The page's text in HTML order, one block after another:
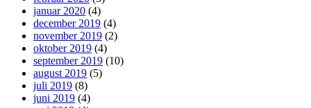
januar 2020 (4)
december 2019 (4)
november 2019 (2)
oktober 2019 (4)
september 2019 (10)
august 2019 (5)
juli 2019 (8)
juni 2019 (4)